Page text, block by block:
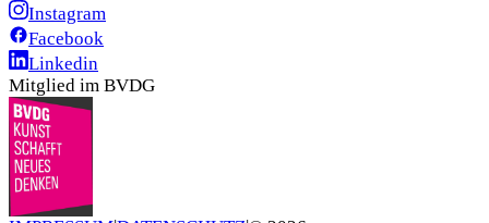
Instagram
Facebook
Linkedin
Mitglied im BVDG